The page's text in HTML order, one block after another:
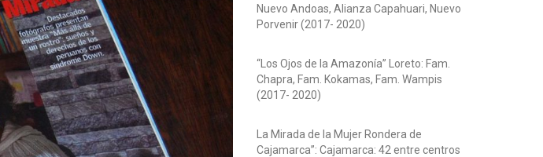
Nuevo Andoas, Alianza Capahuari, Nuevo
Porvenir (2017- 2020)
“Los Ojos de la Amazonía” Loreto: Fam.
Chapra, Fam. Kokamas, Fam. Wampis
(2017- 2020)
La Mirada de la Mujer Rondera de
Cajamarca”: Cajamarca: 42 entre centros